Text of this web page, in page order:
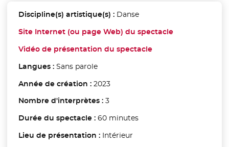
Discipline(s) artistique(s) : Danse
Site Internet (ou page Web) du spectacle- Nouvelle
Vidéo de présentation du spectacle- Nouvelle fenêtre
Langues : Sans parole
Année de création : 2023
Nombre d'interprètes : 3
Durée du spectacle : 60 minutes
Lieu de présentation : Intérieur